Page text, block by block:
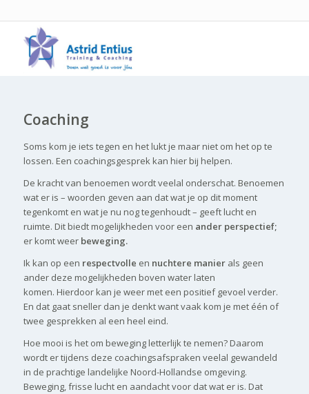
Coaching
Soms kom je iets tegen en het lukt je maar niet om het op te
lossen. Een coachingsgesprek kan hier bij helpen.
De kracht van benoemen wordt veelal onderschat. Benoemen
wat er is – woorden geven aan dat wat je op dit moment
tegenkomt en wat je nu nog tegenhoudt – geeft lucht en
ruimte. Dit biedt mogelijkheden voor een ander perspectief;
er komt weer beweging.
Ik kan op een respectvolle en nuchtere manierals geen
ander deze mogelijkheden boven water laten
komen. Hierdoor kan je weer met een positief gevoel verder.
En dat gaat sneller dan je denkt want vaak kom je met één of
twee gesprekken al een heel eind.
Hoe mooi is het om beweging letterlijk te nemen? Daarom
wordt er tijdens deze coachingsafspraken veelal gewandeld
in de prachtige landelijke Noord-Hollandse omgeving.
Beweging, frisse lucht en aandacht voor dat wat er is. Dat